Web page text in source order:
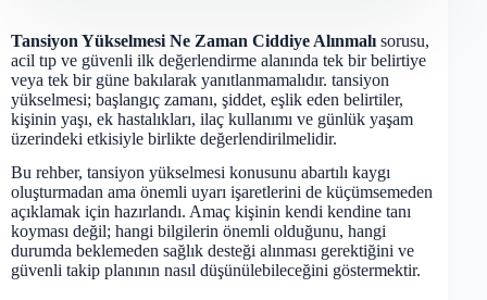
Tansiyon Yükselmesi Ne Zaman Ciddiye Alınmalı sorusu,
acil tıp ve güvenli ilk değerlendirme alanında tek bir belirtiye
veya tek bir güne bakılarak yanıtlanmamalıdır. tansiyon
yükselmesi; başlangıç zamanı, şiddet, eşlik eden belirtiler,
kişinin yaşı, ek hastalıkları, ilaç kullanımı ve günlük yaşam
üzerindeki etkisiyle birlikte değerlendirilmelidir.
Bu rehber, tansiyon yükselmesi konusunu abartılı kaygı
oluşturmadan ama önemli uyarı işaretlerini de küçümsemeden
açıklamak için hazırlandı. Amaç kişinin kendi kendine tanı
koyması değil; hangi bilgilerin önemli olduğunu, hangi
durumda beklemeden sağlık desteği alınması gerektiğini ve
güvenli takip planının nasıl düşünülebileceğini göstermektir.